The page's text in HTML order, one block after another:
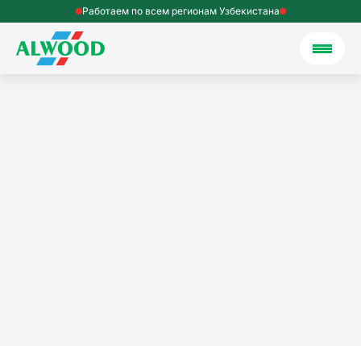
Работаем по всем регионам Узбекистана